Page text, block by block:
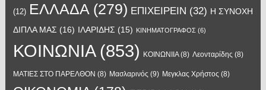
(12) ΕΛΛΑΔΑ(279) ΕΠΙΧΕΙΡΕΙΝ (32) Η ΣΥΝΟΧΗ
ΔΙΠΛΑ ΜΑΣ (16) ΙΛΑΡΙΔΗΣ (15) ΚΙΝΗΜΑΤΟΓΡΑΦΟΣ (6)
ΚΟΙΝΩΝΙΑ(853) ΚΟΙΝΩΝΙΙΑ(8) Λεονταρίδης (8)
ΜΑΤΙΕΣ ΣΤΟ ΠΑΡΕΛΘΟΝ (8) Μασλαρινός (9) Μεγκλας Χρήστος (8)